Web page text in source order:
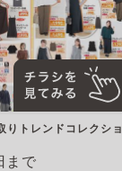
トレンドコレクショ
まで